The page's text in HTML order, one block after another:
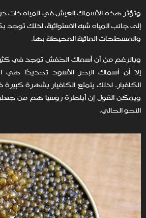
وتؤثر هذه الأسماك العيش في المياه ذات
إلى جانب المياه شبه الاستوائية، لذلك توجد
والمسطحات المائية المحيطة بها.
وبالرغم من أن أسماك الحَفش توجد في
إلا أن أسماك البحر الأسود تحديدًا
الكافيار. لذلك يتمتع الكافيار بشهرة
ويمكن القول إن أباطرة روسيا هم من
النحو الحالي.